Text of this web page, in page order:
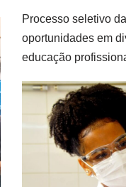
Processo seletivo
oportunidades em
educação